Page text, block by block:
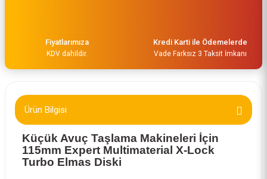
Fiyatlarımıza
KDV dahildir.
Kredi Karti ile Ödemelerde
Vade Farksız 3 Taksit İmkanı
Ürün Bilgisi
Küçük Avuç Taşlama Makineleri İçin
115mm Expert Multimaterial X-Lock
Turbo Elmas Diski